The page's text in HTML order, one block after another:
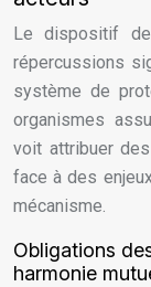
Le dispositif
répercussions
système de
organismes
voit attribuer
face à des
mécanisme.
Obligations
harmonie